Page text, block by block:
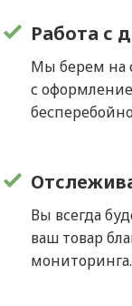
Работа с
Мы берем на
с
Вы всегда
ваш товар
мониторинга.